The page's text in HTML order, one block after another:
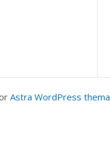
Astra WordPress thema